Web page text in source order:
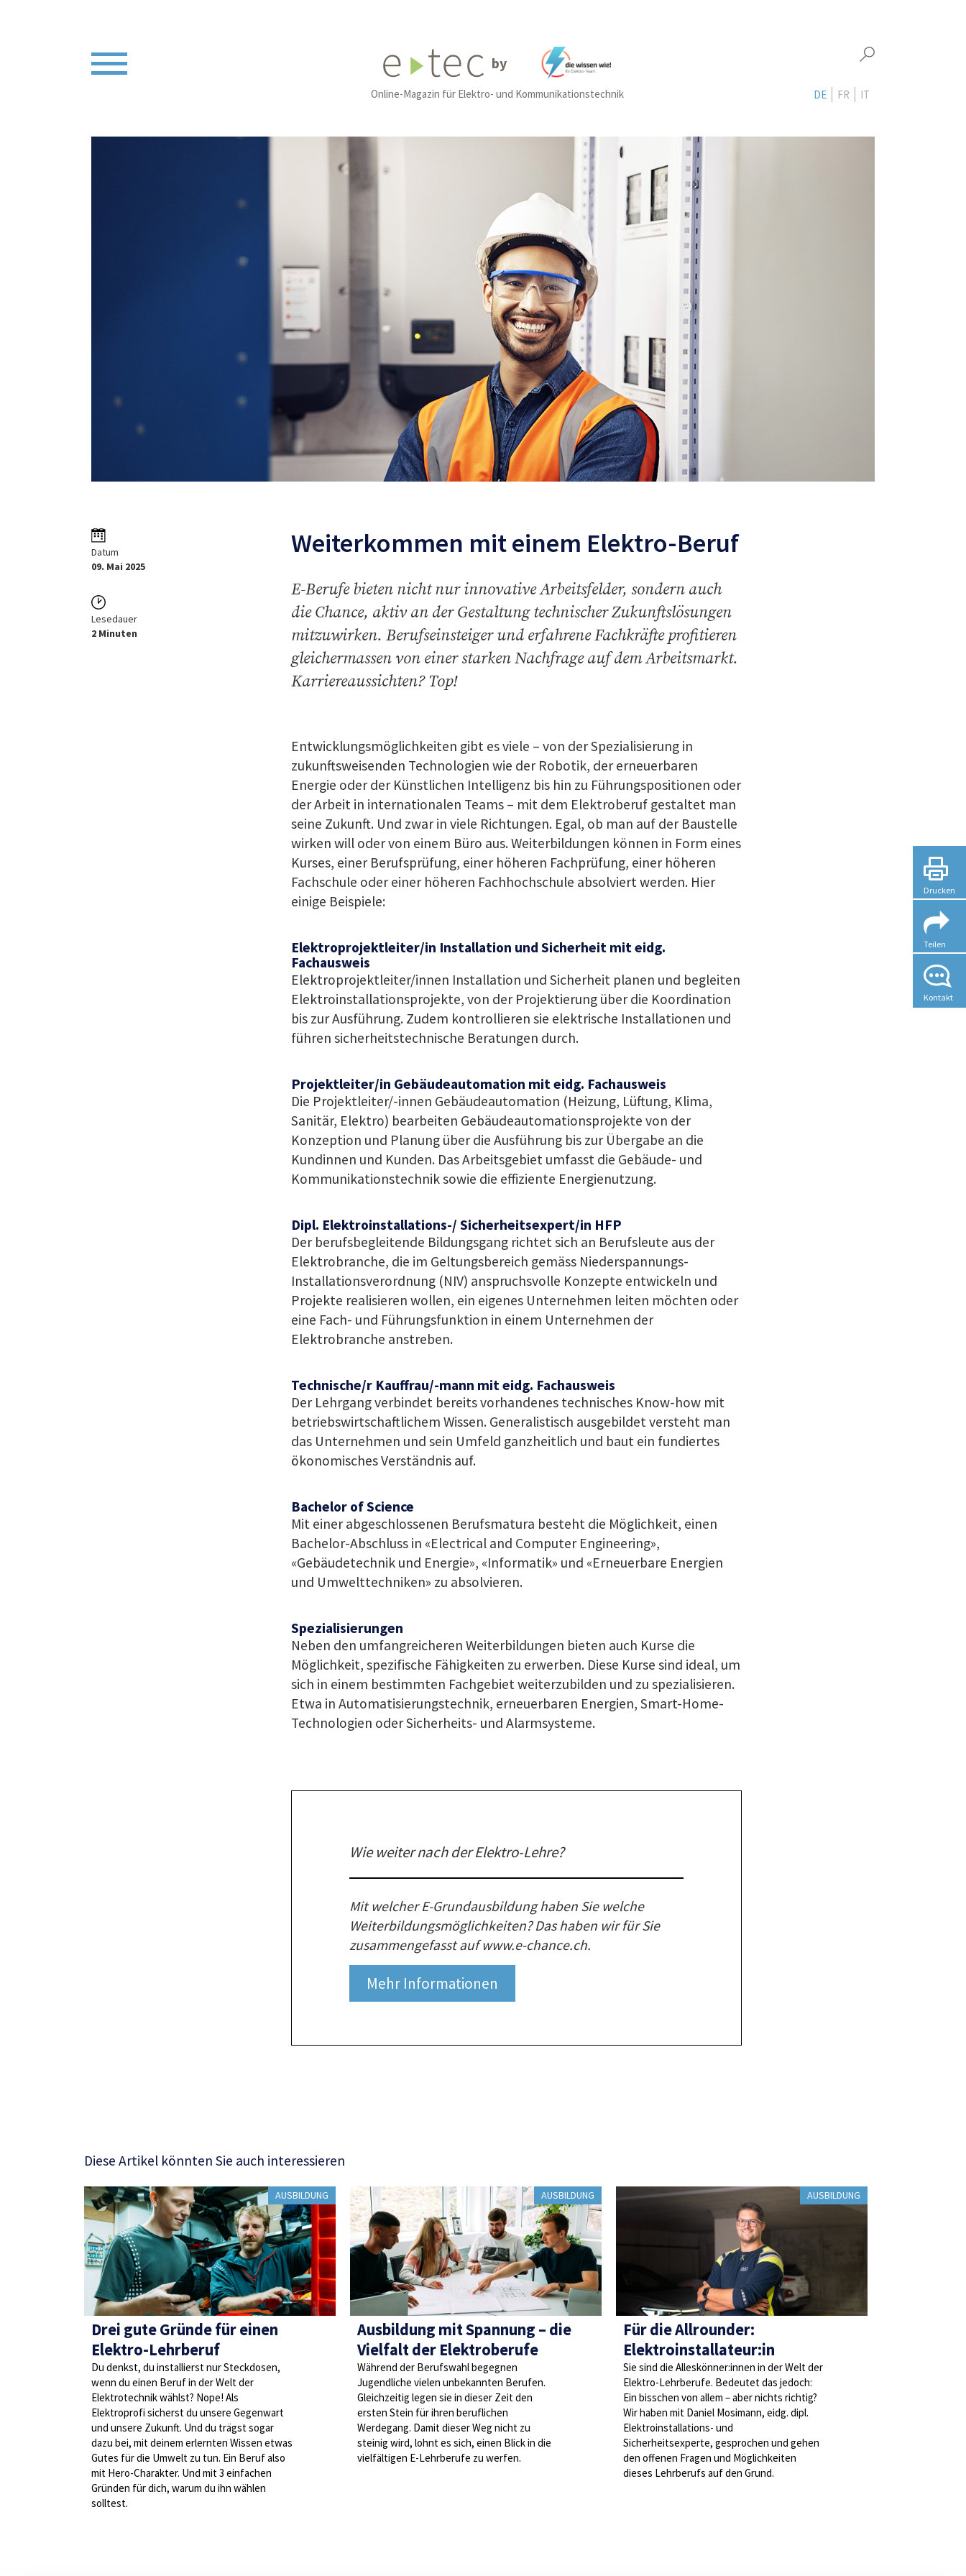
Drucken
Teilen
Kontakt
by
Online-Magazin für Elektro- und Kommunikationstechnik DE FR IT
Datum
09. Mai 2025
Lesedauer
2 Minuten
Weiterkommen mit einem Elektro-Beruf
E-Berufe bieten nicht nur innovative Arbeitsfelder, sondern auch
die Chance, aktiv an der Gestaltung technischer Zukunftslösungen
mitzuwirken. Berufseinsteiger und erfahrene Fachkräfte profitieren
gleichermassen von einer starken Nachfrage auf dem Arbeitsmarkt.
Karriereaussichten? Top!
Entwicklungsmöglichkeiten gibt es viele – von der Spezialisierung in
zukunftsweisenden Technologien wie der Robotik, der erneuerbaren
Energie oder der Künstlichen Intelligenz bis hin zu Führungspositionen oder
der Arbeit in internationalen Teams – mit dem Elektroberuf gestaltet man
seine Zukunft. Und zwar in viele Richtungen. Egal, ob man auf der Baustelle
wirken will oder von einem Büro aus. Weiterbildungen können in Form eines
Kurses, einer Berufsprüfung, einer höheren Fachprüfung, einer höheren
Fachschule oder einer höheren Fachhochschule absolviert werden. Hier
einige Beispiele:
Elektroprojektleiter/in Installation und Sicherheit mit eidg.
Fachausweis
Elektroprojektleiter/innen Installation und Sicherheit planen und begleiten
Elektroinstallationsprojekte, von der Projektierung über die Koordination
bis zur Ausführung. Zudem kontrollieren sie elektrische Installationen und
führen sicherheitstechnische Beratungen durch.
Projektleiter/in Gebäudeautomation mit eidg. Fachausweis
Die Projektleiter/-innen Gebäudeautomation (Heizung, Lüftung, Klima,
Sanitär, Elektro) bearbeiten Gebäudeautomationsprojekte von der
Konzeption und Planung über die Ausführung bis zur Übergabe an die
Kundinnen und Kunden. Das Arbeitsgebiet umfasst die Gebäude- und
Kommunikationstechnik sowie die effiziente Energienutzung.
Dipl. Elektroinstallations-/ Sicherheitsexpert/in HFP
Der berufsbegleitende Bildungsgang richtet sich an Berufsleute aus der
Elektrobranche, die im Geltungsbereich gemäss Niederspannungs-
Installationsverordnung (NIV) anspruchsvolle Konzepte entwickeln und
Projekte realisieren wollen, ein eigenes Unternehmen leiten möchten oder
eine Fach- und Führungsfunktion in einem Unternehmen der
Elektrobranche anstreben.
Technische/r Kauffrau/-mann mit eidg. Fachausweis
Der Lehrgang verbindet bereits vorhandenes technisches Know-how mit
betriebswirtschaftlichem Wissen. Generalistisch ausgebildet versteht man
das Unternehmen und sein Umfeld ganzheitlich und baut ein fundiertes
ökonomisches Verständnis auf.
Bachelor of Science
Mit einer abgeschlossenen Berufsmatura besteht die Möglichkeit, einen
Bachelor-Abschluss in «Electrical and Computer Engineering»,
«Gebäudetechnik und Energie», «Informatik» und «Erneuerbare Energien
und Umwelttechniken» zu absolvieren.
Spezialisierungen
Neben den umfangreicheren Weiterbildungen bieten auch Kurse die
Möglichkeit, spezifische Fähigkeiten zu erwerben. Diese Kurse sind ideal, um
sich in einem bestimmten Fachgebiet weiterzubilden und zu spezialisieren.
Etwa in Automatisierungstechnik, erneuerbaren Energien, Smart-Home-
Technologien oder Sicherheits- und Alarmsysteme.
Wie weiter nach der Elektro-Lehre?
Mit welcher E-Grundausbildung haben Sie welche
Weiterbildungsmöglichkeiten? Das haben wir für Sie
zusammengefasst auf www.e-chance.ch.
Mehr Informationen
Diese Artikel könnten Sie auch interessieren
AUSBILDUNG
Drei gute Gründe für einen
Elektro-Lehrberuf
Du denkst, du installierst nur Steckdosen,
wenn du einen Beruf in der Welt der
Elektrotechnik wählst? Nope! Als
Elektroprofi sicherst du unsere Gegenwart
und unsere Zukunft. Und du trägst sogar
dazu bei, mit deinem erlernten Wissen etwas
Gutes für die Umwelt zu tun. Ein Beruf also
mit Hero-Charakter. Und mit 3 einfachen
Gründen für dich, warum du ihn wählen
solltest.
AUSBILDUNG
Ausbildung mit Spannung – die
Vielfalt der Elektroberufe
Während der Berufswahl begegnen
Jugendliche vielen unbekannten Berufen.
Gleichzeitig legen sie in dieser Zeit den
ersten Stein für ihren beruflichen
Werdegang. Damit dieser Weg nicht zu
steinig wird, lohnt es sich, einen Blick in die
vielfältigen E-Lehrberufe zu werfen.
AUSBILDUNG
Für die Allrounder:
Elektroinstallateur:in
Sie sind die Alleskönner:innen in der Welt der
Elektro-Lehrberufe. Bedeutet das jedoch:
Ein bisschen von allem – aber nichts richtig?
Wir haben mit Daniel Mosimann, eidg. dipl.
Elektroinstallations- und
Sicherheitsexperte, gesprochen und gehen
den offenen Fragen und Möglichkeiten
dieses Lehrberufs auf den Grund.